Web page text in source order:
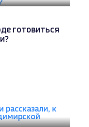
готовиться